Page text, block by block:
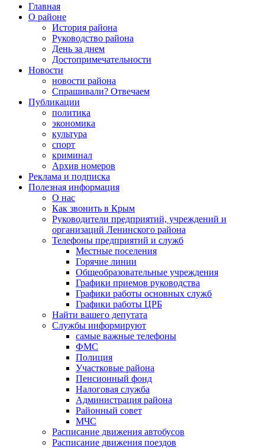
Главная
О районе
История района
Руководство района
День за днем
Достопримечательности
Новости
новости района
Спрашивали? Отвечаем
Публикации
политика
экономика
культура
спорт
криминал
Архив номеров
Реклама и подписка
Полезная информация
О нас
Как звонить в Крым
Руководители предприятий, учреждений и
организаций Ленинского района
Телефоны предприятий и служб
Местные поселения
Горячие линии
Общеобразовательные учреждения
Графики приемов руководства
Графики работы основных служб
Графики работы ЦРБ
Найти вашего депутата
Службы информируют
самые важные телефоны
ФМС
Полиция
Участковые района
Пенсионный фонд
Налоговая служба
Администрация района
Районный совет
МЧС
Расписание движения автобусов
Расписание движения поездов